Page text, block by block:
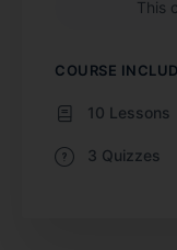
This
COURSE
10 Lessons
3 Quizzes